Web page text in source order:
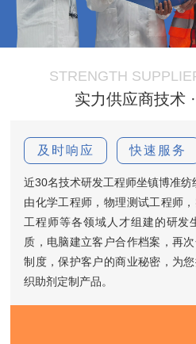
STRENGTH
实力供应商技术
及时响应 快速服务
近30名技术研发工程师坐镇博准纺
由化学工程师，物理测试工程师
工程师等各领域人才组建的研发
质，电脑建立客户合作档案，再
制度，保护客户的商业秘密，为
织助剂定制产品。